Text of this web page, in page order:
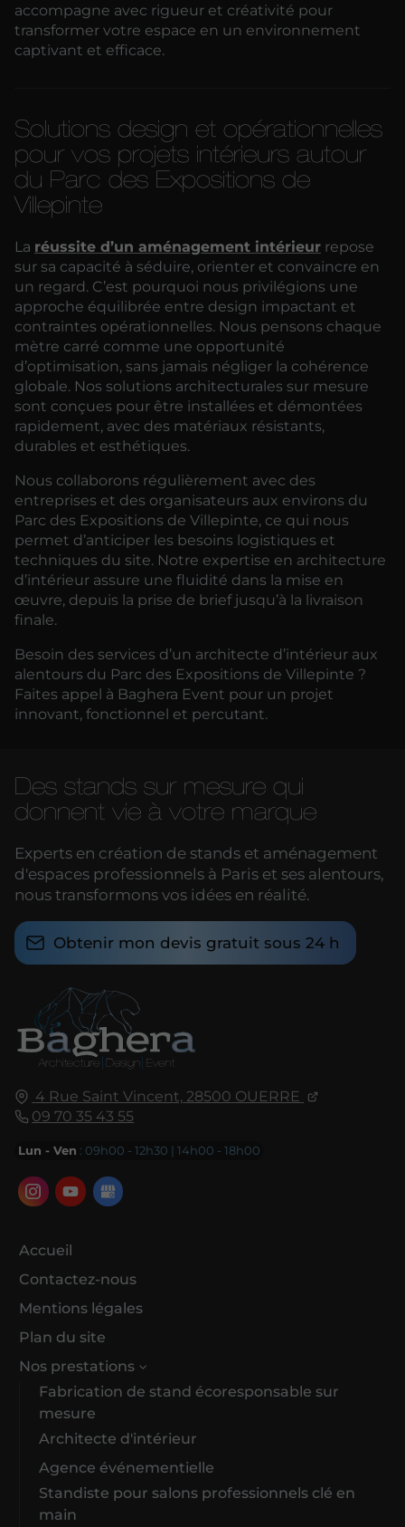
accompagne avec rigueur et créativité pour
transformer votre espace en un environnement
captivant et efficace.
Solutions design et opérationnelles
pour vos projets intérieurs autour
du Parc des Expositions de
Villepinte
La réussite d’un aménagement intérieur repose
sur sa capacité à séduire, orienter et convaincre en
un regard. C’est pourquoi nous privilégions une
approche équilibrée entre design impactant et
contraintes opérationnelles. Nous pensons chaque
mètre carré comme une opportunité
d’optimisation, sans jamais négliger la cohérence
globale. Nos solutions architecturales sur mesure
sont conçues pour être installées et démontées
rapidement, avec des matériaux résistants,
durables et esthétiques.
Nous collaborons régulièrement avec des
entreprises et des organisateurs aux environs du
Parc des Expositions de Villepinte, ce qui nous
permet d’anticiper les besoins logistiques et
techniques du site. Notre expertise en architecture
d’intérieur assure une fluidité dans la mise en
œuvre, depuis la prise de brief jusqu’à la livraison
finale.
Besoin des services d’un architecte d’intérieur aux
alentours du Parc des Expositions de Villepinte ?
Faites appel à Baghera Event pour un projet
innovant, fonctionnel et percutant.
4 Rue Saint Vincent, 28500 OUERRE
09 70 35 43 55
Lun - Ven : 09h00 - 12h30 | 14h00 - 18h00
Accueil
Contactez-nous
Mentions légales
Plan du site
Nos prestations
Fabrication de stand écoresponsable sur
mesure
Architecte d'intérieur
Agence événementielle
Standiste pour salons professionnels clé en
main
Des stands sur mesure qui
donnent vie à votre marque
Experts en création de stands et aménagement
d'espaces professionnels à Paris et ses alentours,
nous transformons vos idées en réalité.
Obtenir mon devis gratuit sous 24 h